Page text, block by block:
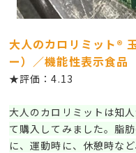
大人のカロリミット®
ー）／機能性表示食品
★評価：4.13
大人のカロリミットは知
て購入してみました。脂
に、運動時に、休憩時な